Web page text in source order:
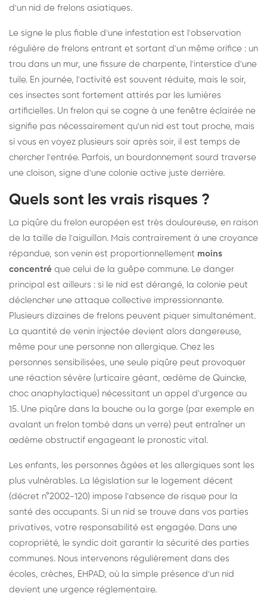
d'un nid de frelons asiatiques.
Le signe le plus fiable d'une infestation est l'observation
régulière de frelons entrant et sortant d'un même orifice : un
trou dans un mur, une fissure de charpente, l'interstice d'une
tuile. En journée, l'activité est souvent réduite, mais le soir,
ces insectes sont fortement attirés par les lumières
artificielles. Un frelon qui se cogne à une fenêtre éclairée ne
signifie pas nécessairement qu'un nid est tout proche, mais
si vous en voyez plusieurs soir après soir, il est temps de
chercher l'entrée. Parfois, un bourdonnement sourd traverse
une cloison, signe d'une colonie active juste derrière.
Quels sont les vrais risques ?
La piqûre du frelon européen est très douloureuse, en raison
de la taille de l'aiguillon. Mais contrairement à une croyance
répandue, son venin est proportionnellement moins
concentré que celui de la guêpe commune. Le danger
principal est ailleurs : si le nid est dérangé, la colonie peut
déclencher une attaque collective impressionnante.
Plusieurs dizaines de frelons peuvent piquer simultanément.
La quantité de venin injectée devient alors dangereuse,
même pour une personne non allergique. Chez les
personnes sensibilisées, une seule piqûre peut provoquer
une réaction sévère (urticaire géant, œdème de Quincke,
choc anaphylactique) nécessitant un appel d'urgence au
15. Une piqûre dans la bouche ou la gorge (par exemple en
avalant un frelon tombé dans un verre) peut entraîner un
œdème obstructif engageant le pronostic vital.
Les enfants, les personnes âgées et les allergiques sont les
plus vulnérables. La législation sur le logement décent
(décret n°2002-120) impose l'absence de risque pour la
santé des occupants. Si un nid se trouve dans vos parties
privatives, votre responsabilité est engagée. Dans une
copropriété, le syndic doit garantir la sécurité des parties
communes. Nous intervenons régulièrement dans des
écoles, crèches, EHPAD, où la simple présence d'un nid
devient une urgence réglementaire.